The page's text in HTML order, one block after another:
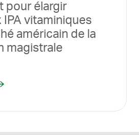
pour élargir
IPA vitaminiques
américain de la
magistrale